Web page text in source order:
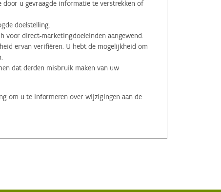
u gevraagde informatie te verstrekken of
doelstelling.
voor direct-marketingdoeleinden aangewend.
ervan verifiëren. U hebt de mogelijkheid om
dat derden misbruik maken van uw
om u te informeren over wijzigingen aan de